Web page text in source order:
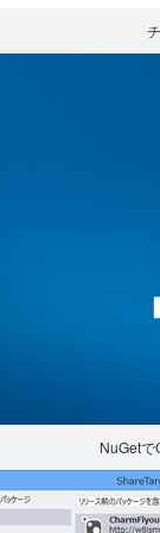
NuGet